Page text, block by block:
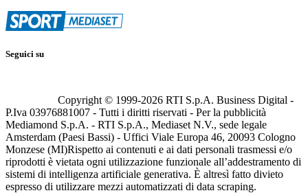
Seguici su
Copyright © 1999-2026 RTI S.p.A. Business Digital -
P.Iva 03976881007 - Tutti i diritti riservati - Per la pubblicità
Mediamond S.p.A. - RTI S.p.A., Mediaset N.V., sede legale
Amsterdam (Paesi Bassi) - Uffici Viale Europa 46, 20093 Cologno
Monzese (MI)Rispetto ai contenuti e ai dati personali trasmessi e/o
riprodotti è vietata ogni utilizzazione funzionale all’addestramento di
sistemi di intelligenza artificiale generativa. È altresì fatto divieto
espresso di utilizzare mezzi automatizzati di data scraping.